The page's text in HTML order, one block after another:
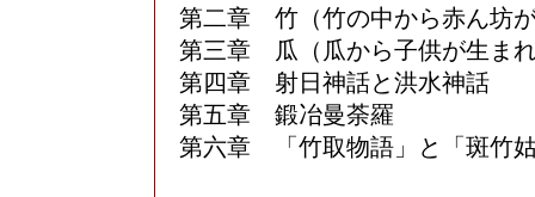
第二章 竹（竹の中から赤ん坊
第三章 瓜（瓜から子供が生ま
第四章 射日神話と洪水神話
第五章 鍛冶曼荼羅
第六章 「竹取物語」と「斑竹